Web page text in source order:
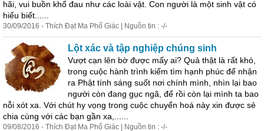
hãi, vui buồn khổ đau như các loài vật. Con người là một sinh vật có
hiểu biết......
30/09/2016 - Thích Đạt Ma Phổ Giác | Nguồn tin : -/-
Lột xác và tập nghiệp chúng sinh
Vượt cạn lên bờ được mấy ai? Quả thật là rất khó,
trong cuộc hành trình kiếm tìm hạnh phúc để nhận
ra Phật tính sáng suốt nơi chính mình, nhìn lại bao
người còn đang gục ngã, để rồi còn lại mình ta bao
nỗi xót xa. Với chút hy vọng trong cuộc chuyển hoá này xin được sẻ
chia cùng với các bạn gần xa,......
09/08/2016 - Thích Đạt Ma Phổ Giác | Nguồn tin : -/-